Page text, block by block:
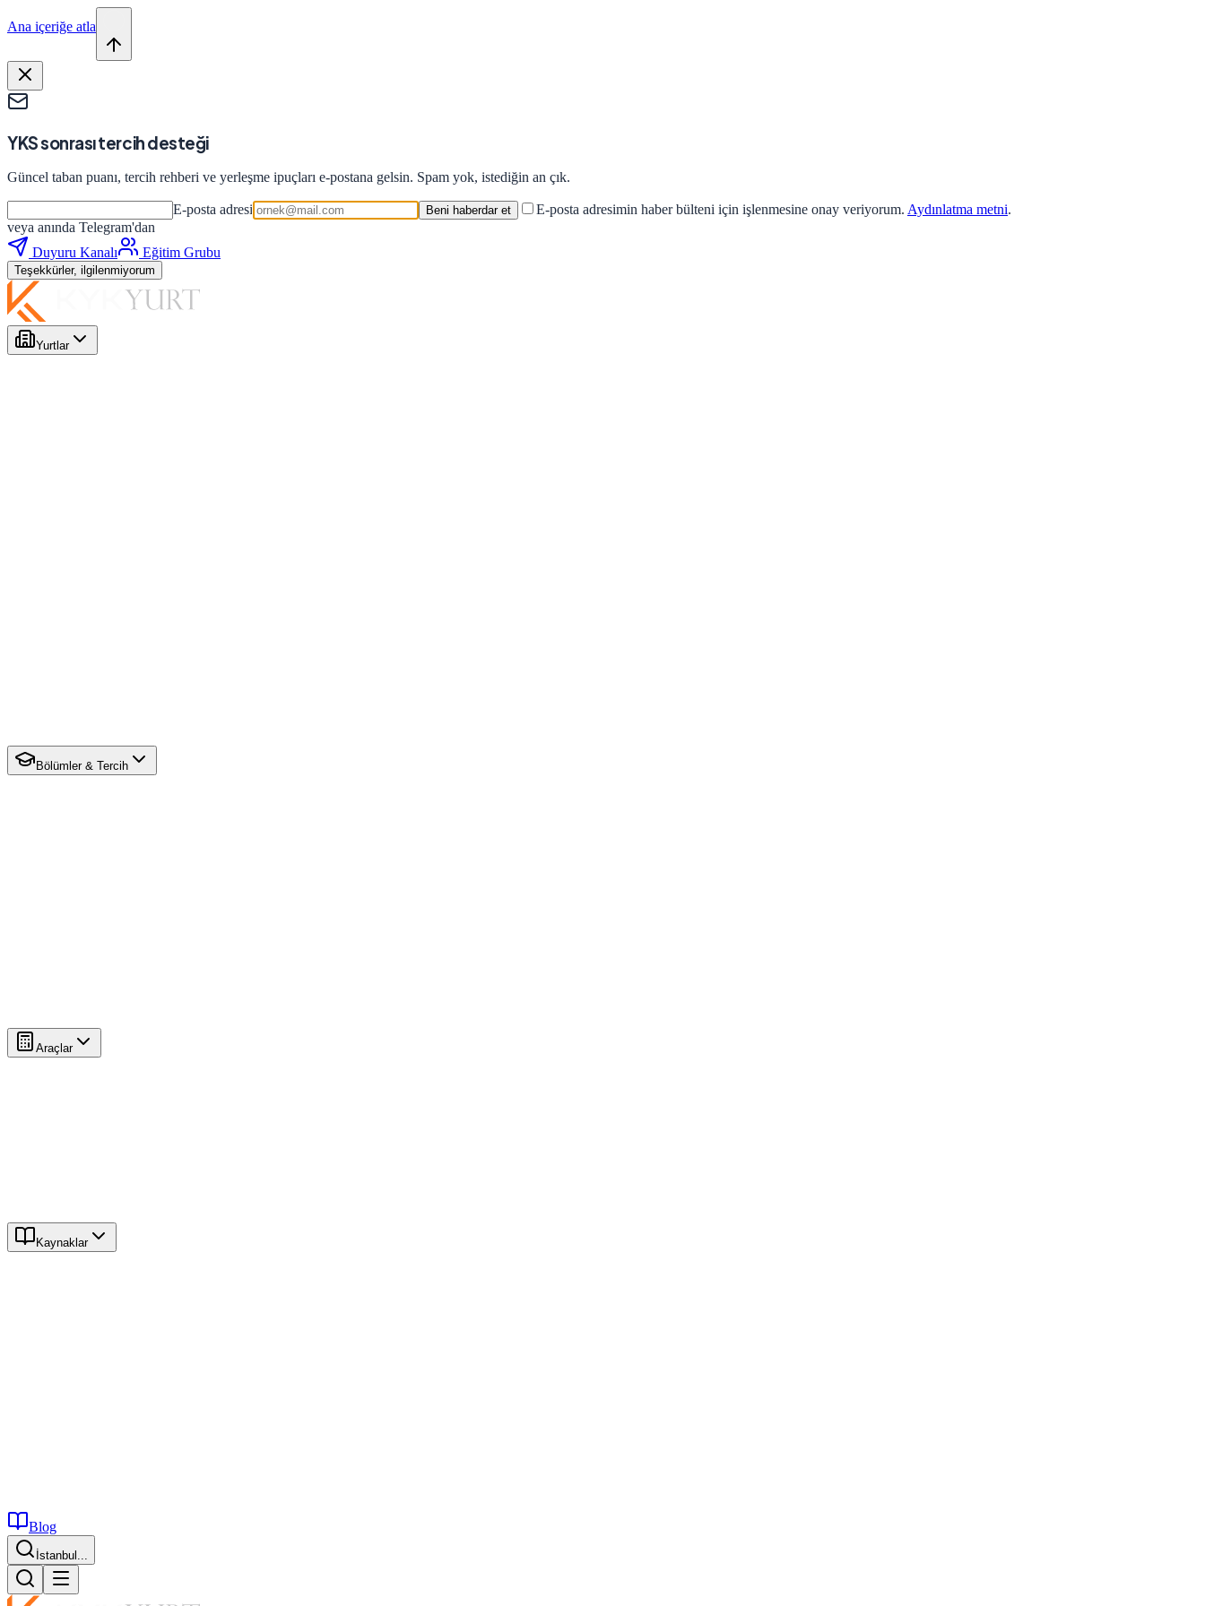
Ana içeriğe atla
YKS sonrası tercih desteği
Güncel taban puanı, tercih rehberi ve yerleşme ipuçları e-postana gelsin. Spam yok, istediğin an çık.
E-posta adresi Beni haberdar et E-posta adresimin haber bülteni için işlenmesine onay veriyorum. Aydınlatma metni.
veya anında Telegram'dan
Duyuru Kanalı
Eğitim Grubu
Teşekkürler, ilgilenmiyorum
Yurtlar
Bölümler & Tercih
Araçlar
Kaynaklar
Blog
İstanbul...